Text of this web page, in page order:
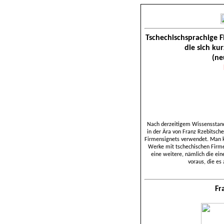
Tschechischsprachige
die sich
Nach derzeitigem
in der Ära von Franz
Firmensignets verwendet. Man
Werke mit tschechischen
eine weitere, nämlich die
voraus, die es